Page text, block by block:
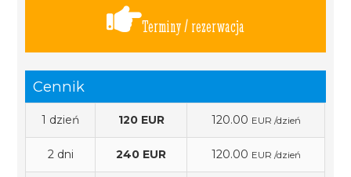
Terminy / rezerwacja
Cennik
1 dzień 120 EUR 120.00 EUR /dzień
2 dni 240 EUR 120.00 EUR /dzień